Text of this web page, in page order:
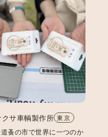
クサ車輌製作所 東京
蚤の市で世界に一つのか